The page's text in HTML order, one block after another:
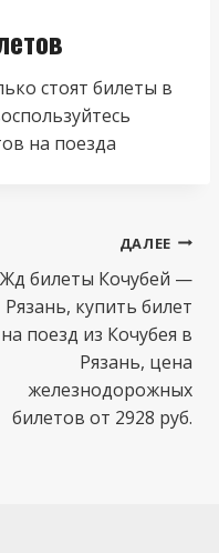
стоят билеты в
на поезда
ДАЛЕЕ
Жд билеты Кочубей —
Рязань, купить билет
на поезд из Кочубея в
Рязань, цена
железнодорожных
билетов от 2928 руб.